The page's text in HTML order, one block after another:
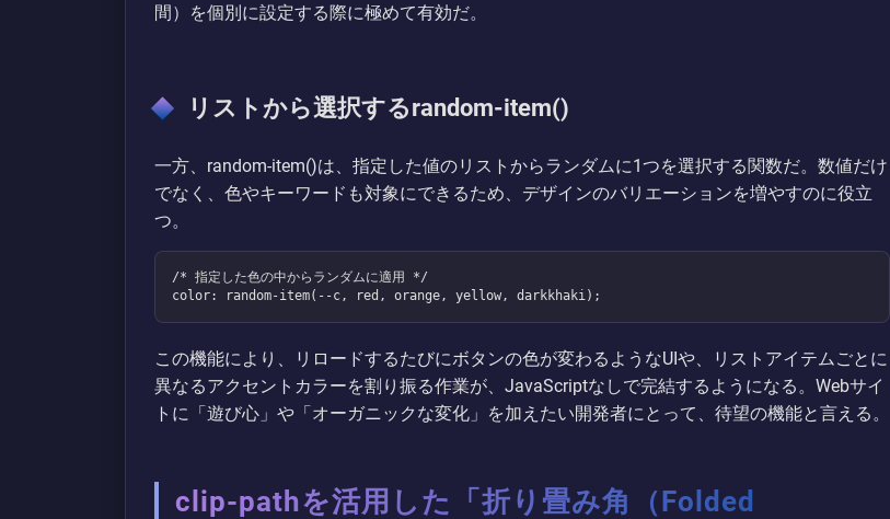
間）を個別に設定する際に極めて有効だ。
リストから選択するrandom-item()
一方、random-item()は、指定した値のリストからランダムに1つを選択する関数だ。数値だけ
でなく、色やキーワードも対象にできるため、デザインのバリエーションを増やすのに役立
つ。
/* 指定した色の中からランダムに適用 */
color: random-item(--c, red, orange, yellow, darkkhaki);
この機能により、リロードするたびにボタンの色が変わるようなUIや、リストアイテムごとに
異なるアクセントカラーを割り振る作業が、JavaScriptなしで完結するようになる。Webサイ
トに「遊び心」や「オーガニックな変化」を加えたい開発者にとって、待望の機能と言える。
clip-pathを活用した「折り畳み角（Folded